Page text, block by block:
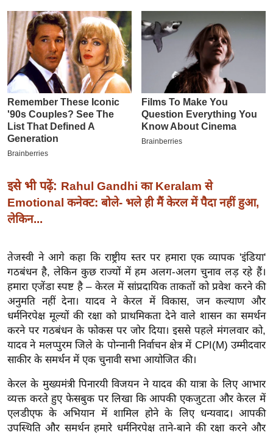
इ
म
ई
-
पे
प
र
मि
सा
बे
मि
सा
श
ख्सि
य
त
यं
ग
इं
या
सा
हि
इसे भी पढ़ें: Rahul Gandhi का Keralam से
Emotional कनेक्ट: बोले- भले ही मैं केरल में पैदा नहीं हुआ,
लेकिन...
तेजस्वी ने आगे कहा कि राष्ट्रीय स्तर पर हमारा एक व्यापक 'इंडिया'
गठबंधन है, लेकिन कुछ राज्यों में हम अलग-अलग चुनाव लड़ रहे हैं।
हमारा एजेंडा स्पष्ट है – केरल में सांप्रदायिक ताकतों को प्रवेश करने की
अनुमति नहीं देना। यादव ने केरल में विकास, जन कल्याण और
धर्मनिरपेक्ष मूल्यों की रक्षा को प्राथमिकता देने वाले शासन का समर्थन
करने पर गठबंधन के फोकस पर जोर दिया। इससे पहले मंगलवार को,
यादव ने मलप्पुरम जिले के पोन्नानी निर्वाचन क्षेत्र में CPI(M) उम्मीदवार
साकीर के समर्थन में एक चुनावी सभा आयोजित की।
केरल के मुख्यमंत्री पिनारयी विजयन ने यादव की यात्रा के लिए आभार
व्यक्त करते हुए फेसबुक पर लिखा कि आपकी एकजुटता और केरल में
एलडीएफ के अभियान में शामिल होने के लिए धन्यवाद। आपकी
उपस्थिति और समर्थन हमारे धर्मनिरपेक्ष ताने-बाने की रक्षा करने और